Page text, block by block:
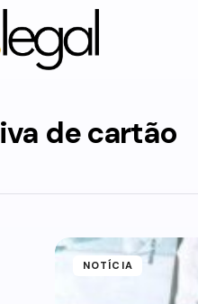
de cartão
NOTÍCIA